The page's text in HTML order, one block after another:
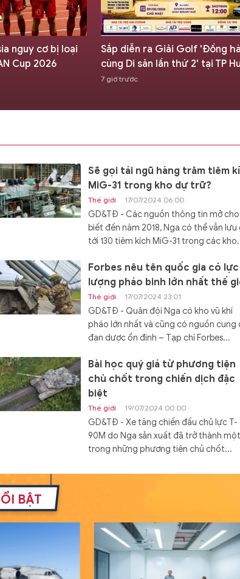
nguy cơ bị loại
Cup 2026
Sắp diễn ra Giải Golf 'Đồng
cùng Di sản lần thứ 2' tại TP
7 giờ trước
Sẽ gọi tái ngũ hàng trăm tiêm
MiG-31 trong kho dự trữ?
Thế giới 17/07/2024 06:00
GD&TĐ - Các nguồn thông tin mở cho
biết đến năm 2018, Nga có thể vẫn lưu
tới 130 tiêm kích MiG-31 trong các
Forbes nêu tên quốc gia có lực
lượng pháo binh lớn nhất thế
Thế giới 17/07/2024 23:01
GD&TĐ - Quân đội Nga có kho vũ khí
pháo lớn nhất và cũng có nguồn cung
đạn dược ổn định – Tạp chí Forbes...
Bài học quý giá từ phương tiện
chủ chốt trong chiến dịch đặc
biệt
Thế giới 19/07/2024 00:00
GD&TĐ - Xe tăng chiến đấu chủ lực T-
90M do Nga sản xuất đã trở thành một
trong những phương tiện chủ chốt...
Đóng hàng loạt tàu đổ bộ Dự
án 11711 mang lại khả năng tác chiến
hơn cho Hải quân Nga.
Nam sinh người Tày đỗ đầu khối
BẬT